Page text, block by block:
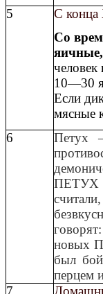
5
С конца
Со
10—30
Если
мясные
6
Петух
ПЕТУХ
новых
был
перцем